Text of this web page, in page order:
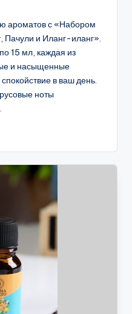
ароматов с «Набором
и Иланг-иланг».
15 мл, каждая из
и насыщенные
в ваш день.
ноты